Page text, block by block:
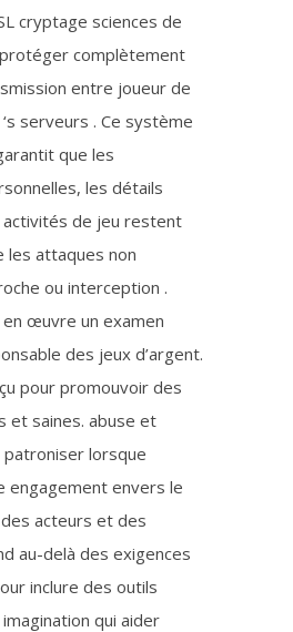
cryptage sciences de
protéger complètement
entre joueur de
serveurs . Ce système
que les
les détails
de jeu restent
attaques non
ou interception .
œuvre un examen
des jeux d’argent.
pour promouvoir des
et saines. abuse et
lorsque
engagement envers le
acteurs et des
au-delà des exigences
inclure des outils
qui aider